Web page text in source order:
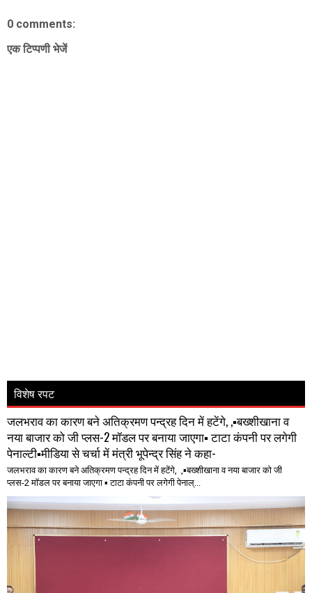
0 comments:
एक टिप्पणी भेजें
विशेष रपट
जलभराव का कारण बने अतिक्रमण पन्द्रह दिन में हटेंगे, ,▪️बख्शीखाना व
नया बाजार को जी प्लस-2 मॉडल पर बनाया जाएगा▪️ टाटा कंपनी पर लगेगी
पेनाल्टी▪️मीडिया से चर्चा में मंत्री भूपेन्द्र सिंह ने कहा-
जलभराव का कारण बने अतिक्रमण पन्द्रह दिन में हटेंगे, ,▪️बख्शीखाना व नया बाजार को जी
प्लस-2 मॉडल पर बनाया जाएगा ▪️ टाटा कंपनी पर लगेगी पेनाल्...